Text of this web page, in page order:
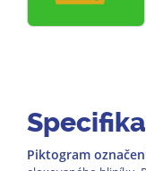
Piktogram